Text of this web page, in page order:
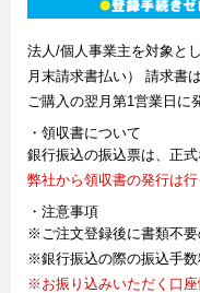
法人/個人事業主を対象と
月末請求書払い） 請求書は
ご購入の翌月第1営業日に
・領収書について
銀行振込の振込票は、正
弊社から領収書の発行は行
・注意事項
※ご注文登録後に書類不要
※銀行振込の際の振込手数
※お振り込みいただく口